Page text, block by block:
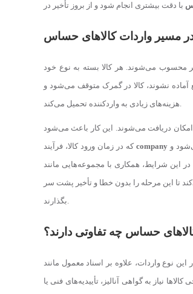
در مسیر واردات کالاهای حساس
محسوب می‌شوند. هر کالا بسته به نوع خود
آماده نشوند، کالا در گمرک متوقف می‌شود و
هزینه‌های زیادی به واردکننده تحمیل می‌کند.
دریافت می‌شوند. این کار باعث می‌شود
که در زمان ورود کالا، فرآیند companyبدون توقف انجام شود. اما در بسیاری از موارد، به دلیل عدم آشنایی با قوانین، این مرحله نادیده گرفته می‌شود و
تا این مرحله را بدون خطا و تأخیر پشت سر
بگذارند.
حساس چه تفاوتی دارند؟
نوع واردات، علاوه بر اسناد معمول مانند
نیاز به گواهی آنالیز، تأییدیه‌های فنی یا